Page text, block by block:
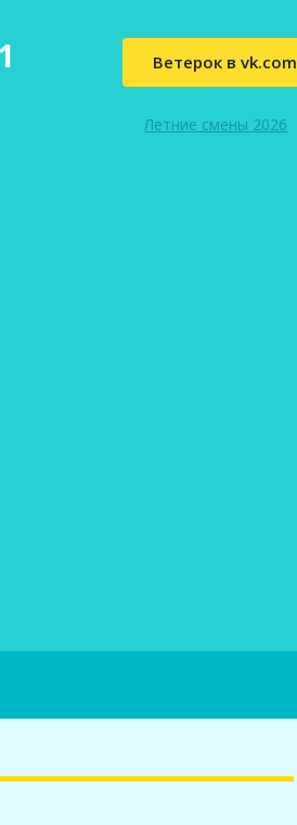
Ветерок в vk.com
Летние смены 2026